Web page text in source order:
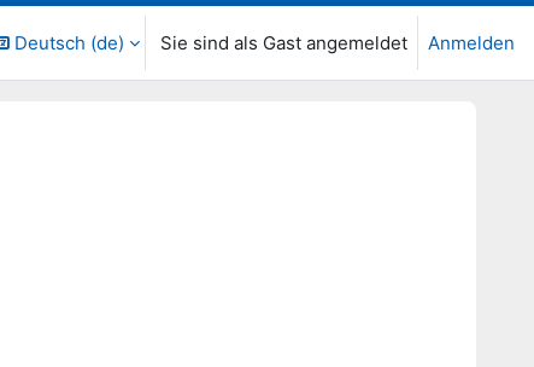
Deutsch ‎(de)‎ Sie sind als Gast angemeldet Anmelden